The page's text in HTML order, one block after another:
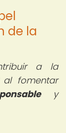
de la
a la
fomentar
y